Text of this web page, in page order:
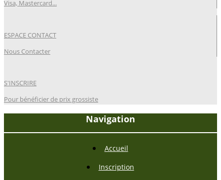
Visa, Mastercard...
ESPACE CONTACT
Nous Contacter
S'INSCRIRE
Pour bénéficier de prix grossiste
Navigation
Accueil
Inscription